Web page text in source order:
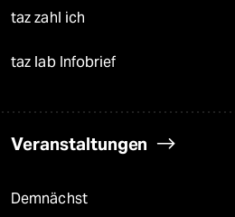
taz zahl ich
taz lab Infobrief
Veranstaltungen
Demnächst